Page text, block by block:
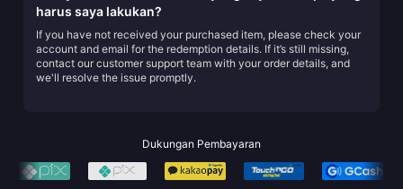
harus saya lakukan?
If you have not received your purchased item, please check your
account and email for the redemption details. If it’s still missing,
contact our customer support team with your order details, and
we'll resolve the issue promptly.
Dukungan Pembayaran